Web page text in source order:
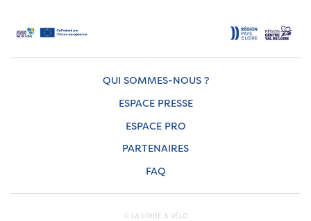
QUI SOMMES-NOUS ?
ESPACE PRESSE
ESPACE PRO
PARTENAIRES
FAQ
© LA LOIRE À VÉLO